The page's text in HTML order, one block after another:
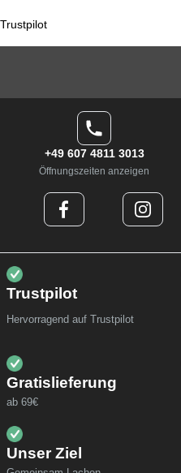
Trustpilot
+49 607 4811 3013
Öffnungszeiten anzeigen
Trustpilot
Hervorragend auf Trustpilot
Gratislieferung
ab 69€
Unser Ziel